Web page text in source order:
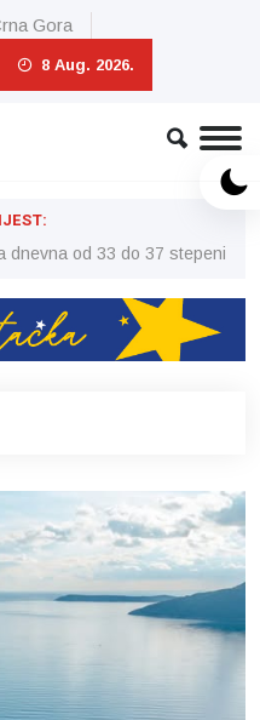
Gora
8 Aug. 2026.
dnevna od 33 do 37 stepeni